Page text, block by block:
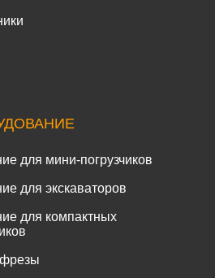
для мини-погрузчиков
для экскаваторов
для компактных